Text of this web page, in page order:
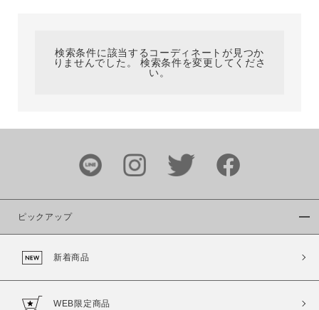
ブランド
カラー
検索条件に該当するコーディネートが見つか
りませんでした。 検索条件を変更してくださ
い。
ピックアップ
新着商品
WEB限定商品